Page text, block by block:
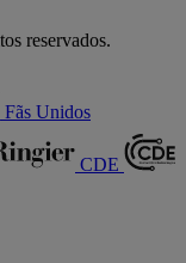
reservados.
Fãs Unidos
CDE